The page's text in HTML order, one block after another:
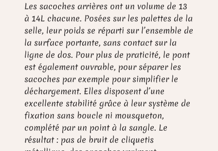
Les sacoches arrières ont un volume de 13
à 14L chacune. Posées sur les palettes de la
selle, leur poids se réparti sur l’ensemble de
la surface portante, sans contact sur la
ligne de dos. Pour plus de praticité, le pont
est également ouvrable, pour séparer les
sacoches par exemple pour simplifier le
déchargement. Elles disposent d’une
excellente stabilité grâce à leur système de
fixation sans boucle ni mousqueton,
complété par un point à la sangle. Le
résultat : pas de bruit de cliquetis